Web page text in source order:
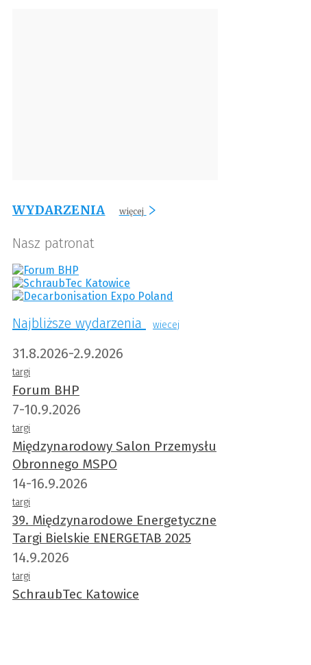
WYDARZENIA więcej
Nasz patronat
Najbliższe wydarzenia wiecej
31.8.2026-2.9.2026
targi
Forum BHP
7-10.9.2026
targi
Międzynarodowy Salon Przemysłu
Obronnego MSPO
14-16.9.2026
targi
39. Międzynarodowe Energetyczne
Targi Bielskie ENERGETAB 2025
14.9.2026
targi
SchraubTec Katowice